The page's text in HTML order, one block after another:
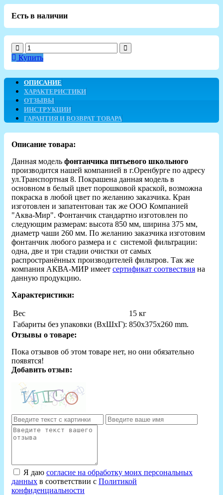
Есть в наличии
Купить
ОПИСАНИЕ
ХАРАКТЕРИСТИКИ
ОТЗЫВЫ
ИНСТРУКЦИИ
ГАРАНТИЯ И ВОЗВРАТ ТОВАРА
Описание товара:
Данная модель фонтанчика питьевого школьного
производится нашей компанией в г.Оренбурге по адресу
ул.Транспортная 8. Покрашена данная модель в
основном в белый цвет порошковой краской, возможна
покраска в любой цвет по желанию заказчика. Кран
изготовлен и запатентован так же ООО Компанией
"Аква-Мир". Фонтанчик стандартно изготовлен по
следующим размерам: высота 850 мм, ширина 375 мм,
диаметр чаши 260 мм. По желанию заказчика изготовим
фонтанчик любого размера и с системой фильтрации:
одна, две и три стадии очистки от самых
распространённых производителей фильтров. Так же
компания АКВА-МИР имеет сертификат соотвествия на
данную продукцию.
Характеристики:
Вес
15 кг
Габариты без упаковки (ВxШxГ): 850x375x260 mm.
Отзывы о товаре:
Пока отзывов об этом товаре нет, но они обязательно
появятся!
Добавить отзыв:
Я даю согласие на обработку моих персональных
данных в соответствии с Политикой
конфиденциальности